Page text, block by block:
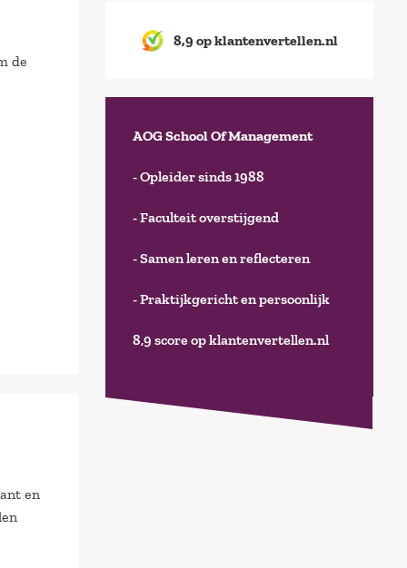
de
en
8,9 op klantenvertellen.nl
AOG School Of Management
- Opleider sinds 1988
- Faculteit overstijgend
- Samen leren en reflecteren
- Praktijkgericht en persoonlijk
8,9 score op klantenvertellen.nl